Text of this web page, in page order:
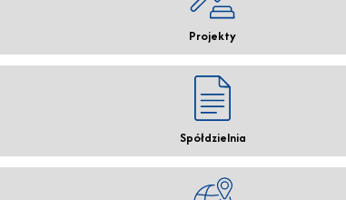
Projekty
Spółdzielnia